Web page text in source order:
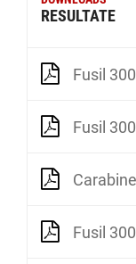
RESULTATE
Fusil
Fusil
Fusil